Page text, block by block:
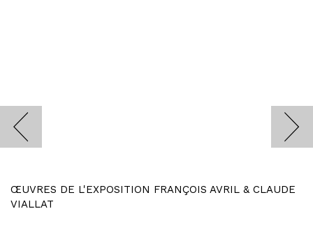
ŒUVRES DE L'EXPOSITION FRANÇOIS AVRIL & CLAUDE
VIALLAT